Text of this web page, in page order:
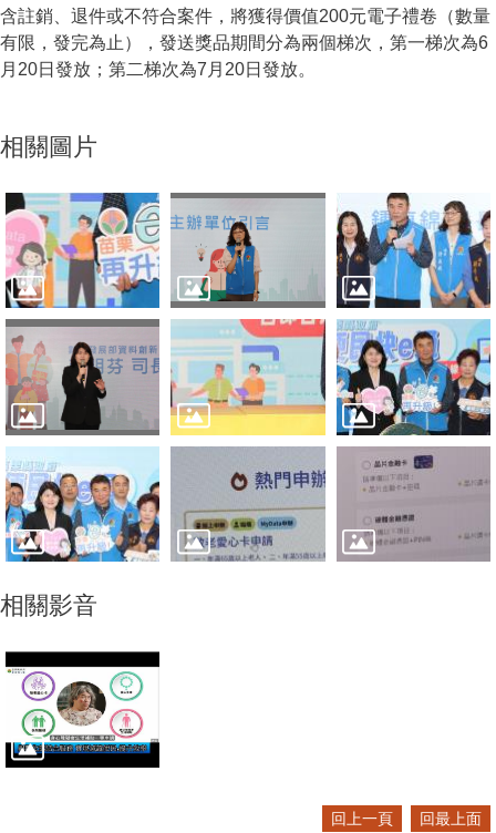
含註銷、退件或不符合案件，將獲得價值200元電子禮卷（數量
有限，發完為止），發送獎品期間分為兩個梯次，第一梯次為6
月20日發放；第二梯次為7月20日發放。
相關圖片
相關影音
回上一頁 回最上面